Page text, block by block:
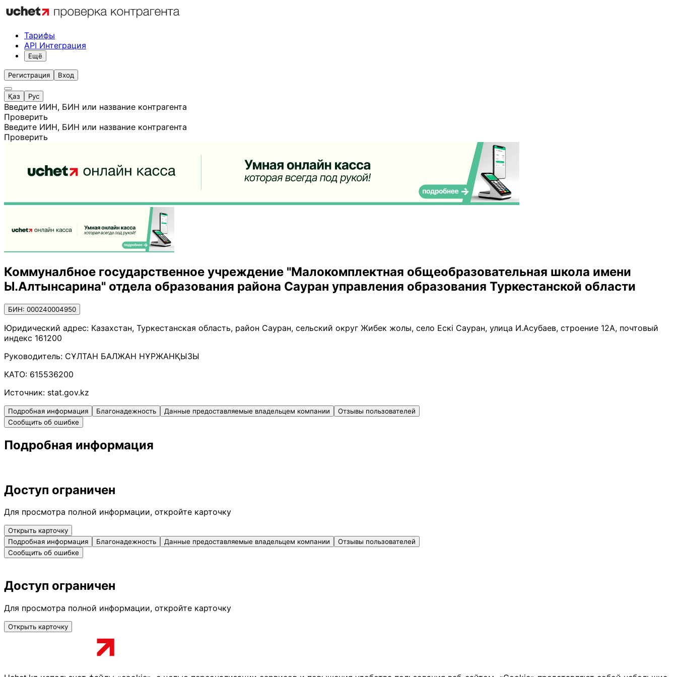
Тарифы
API Интеграция
Ещё
Регистрация Вход
Қаз Рус
Введите ИИН, БИН или название контрагента
Проверить
Введите ИИН, БИН или название контрагента
Проверить
Коммуналбное государственное учреждение "Малокомплектная общеобразовательная школа имени
Ы.Алтынсарина" отдела образования района Сауран управления образования Туркестанской области
БИН: 000240004950
Юридический адрес: Казахстан, Туркестанская область, район Сауран, сельский округ Жибек жолы, село Ескі Сауран, улица И.Асубаев, строение 12А, почтовый
индекс 161200
Руководитель: СҰЛТАН БАЛЖАН НҰРЖАНҚЫЗЫ
КАТО: 615536200
Источник: stat.gov.kz
Подробная информация Благонадежность Данные предоставляемые владельцем компании
Отзывы пользователей
Сообщить об ошибке
Подробная информация
Доступ ограничен
Для просмотра полной информации, откройте карточку
Открыть карточку
Подробная информация
Благонадежность Данные предоставляемые владельцем компании
Отзывы пользователей
Сообщить об ошибке
Доступ ограничен
Для просмотра полной информации, откройте карточку
Открыть карточку